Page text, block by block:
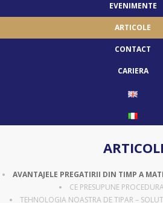
EVENIMENTE
ARTICOLE
CONTACT
CARIERA
AVANTAJELE PREGATIRII DIN TIMP A
CE PRESUPUNE
TEHNOLOGIA NOASTRA DE TIPAR –